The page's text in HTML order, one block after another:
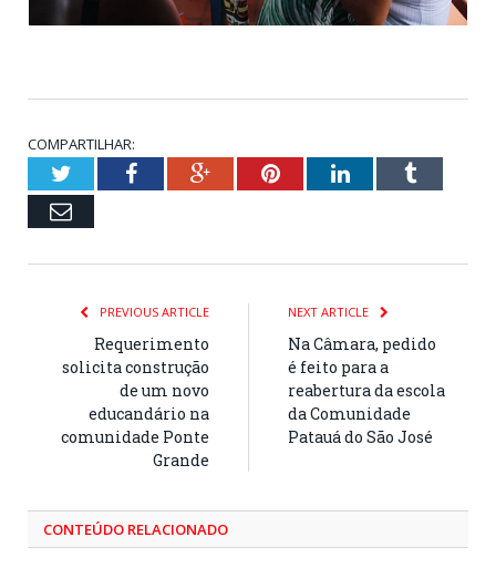
COMPARTILHAR:
TwitterFacebookGoogle+PinterestLinkedInTumblr
Email
PREVIOUS ARTICLE
Requerimento
solicita construção
de um novo
educandário na
comunidade Ponte
Grande
NEXT ARTICLE
Na Câmara, pedido
é feito para a
reabertura da escola
da Comunidade
Patauá do São José
CONTEÚDO RELACIONADO